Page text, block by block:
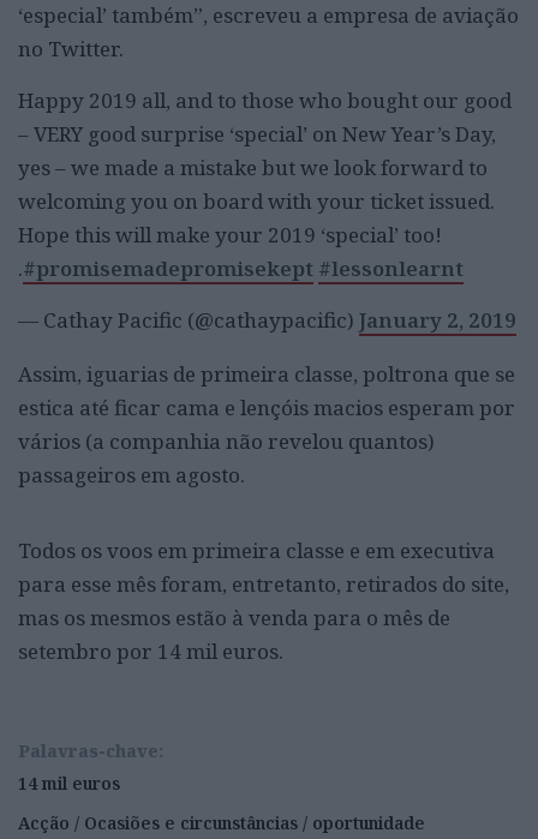
‘especial’ também”, escreveu a empresa de aviação
no Twitter.
Happy 2019 all, and to those who bought our good
– VERY good surprise ‘special’ on New Year’s Day,
yes – we made a mistake but we look forward to
welcoming you on board with your ticket issued.
Hope this will make your 2019 ‘special’ too!
.#promisemadepromisekept #lessonlearnt
— Cathay Pacific (@cathaypacific) January 2, 2019
Assim, iguarias de primeira classe, poltrona que se
estica até ficar cama e lençóis macios esperam por
vários (a companhia não revelou quantos)
passageiros em agosto.
Todos os voos em primeira classe e em executiva
para esse mês foram, entretanto, retirados do site,
mas os mesmos estão à venda para o mês de
setembro por 14 mil euros.
Palavras-chave:
14 mil euros
Acção / Ocasiões e circunstâncias / oportunidade